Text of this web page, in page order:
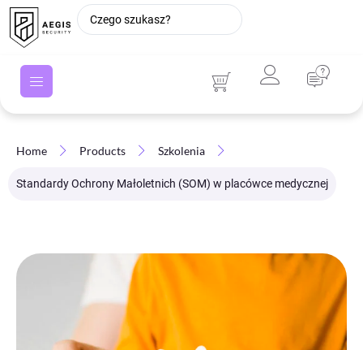
Home Products Szkolenia
Standardy Ochrony Małoletnich (SOM) w placówce medycznej